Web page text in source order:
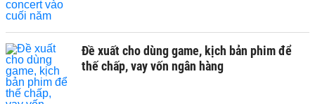
Đề xuất cho dùng game, kịch bản phim để
thế chấp, vay vốn ngân hàng